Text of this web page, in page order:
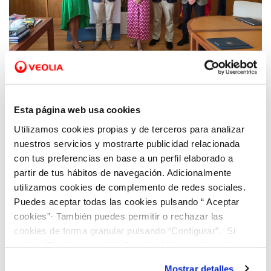
Esta página web usa cookies
Utilizamos cookies propias y de terceros para analizar
nuestros servicios y mostrarte publicidad relacionada
con tus preferencias en base a un perfil elaborado a
partir de tus hábitos de navegación. Adicionalmente
utilizamos cookies de complemento de redes sociales.
Puedes aceptar todas las cookies pulsando “ Aceptar
cookies”· También puedes permitir o rechazar las
cookies de forma granular pulsando “Configurar”. Si
Mostrar detalles
23 JUL 2026
Comunitat Valenciana renuevan su
convenio destinado a impulsar la
accesibilidad de la programación cultural
universitaria